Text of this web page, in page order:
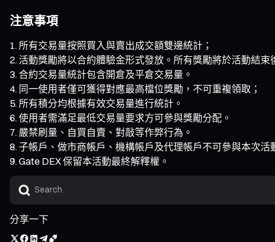
注意事項
所有交易量按照買入與賣出成交額雙邊統計；
活動獎勵將以合約體驗金形式發放。所有獎勵將於活動結束
合約交易量統計包含開倉及平倉交易量。
同一使用者僅可獲得對應最高檔位獎勵，不可重複領取；
所有積分均根據有效交易量進行統計。
使用者需滿足最低交易量要求方可參與獎勵分配。
嚴禁刷量、自買自賣、對敲等作弊行為。
子帳戶、做市商帳戶、機構帳戶及代理帳戶不可參與本次活
Gate DEX 保留本活動最終解釋權。
分享一下